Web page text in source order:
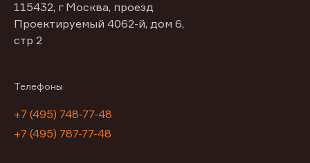
115432, г Москва, проезд
Проектируемый 4062-й, дом 6,
стр 2
Телефоны
+7 (495) 748-77-48
+7 (495) 787-77-48